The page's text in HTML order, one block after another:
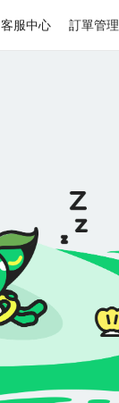
客服中心 訂單管理